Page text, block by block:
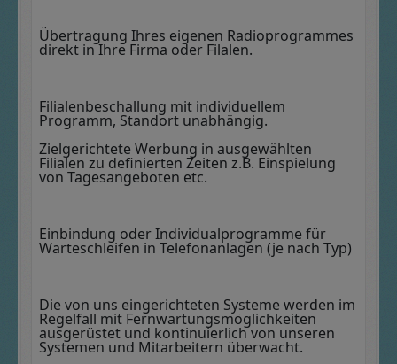
Übertragung Ihres eigenen Radioprogrammes
direkt in Ihre Firma oder Filalen.
Filialenbeschallung mit individuellem
Programm, Standort unabhängig.
Zielgerichtete Werbung in ausgewählten
Filialen zu definierten Zeiten z.B. Einspielung
von Tagesangeboten etc.
Einbindung oder Individualprogramme für
Warteschleifen in Telefonanlagen (je nach Typ)
Die von uns eingerichteten Systeme werden im
Regelfall mit Fernwartungsmöglichkeiten
ausgerüstet und kontinuierlich von unseren
Systemen und Mitarbeitern überwacht.